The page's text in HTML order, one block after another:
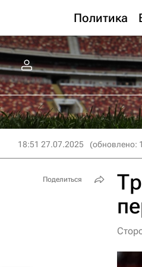
Политика
18:51 27.07.2025 (обновлено:
Поделиться